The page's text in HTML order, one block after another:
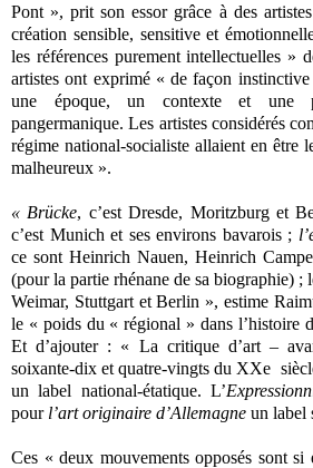
Pont », prit son essor grâce à des
création sensible, sensitive et
les références purement intellectuelles »
artistes ont exprimé « de façon
une époque, un contexte et une
pangermanique. Les artistes considérés
régime national-socialiste allaient en être
malheureux ».
« Brücke, c’est Dresde, Moritzburg et
c’est Munich et ses environs bavarois ;
ce sont Heinrich Nauen, Heinrich
(pour la partie rhénane de sa biographie) ;
Weimar, Stuttgart et Berlin », estime
le « poids du « régional » dans l’histoire
Et d’ajouter : « La critique d’art –
soixante-dix et quatre-vingts du XXe
un label national-étatique. L’
pour l’art originaire d’Allemagne un label
Ces « deux mouvements opposés sont